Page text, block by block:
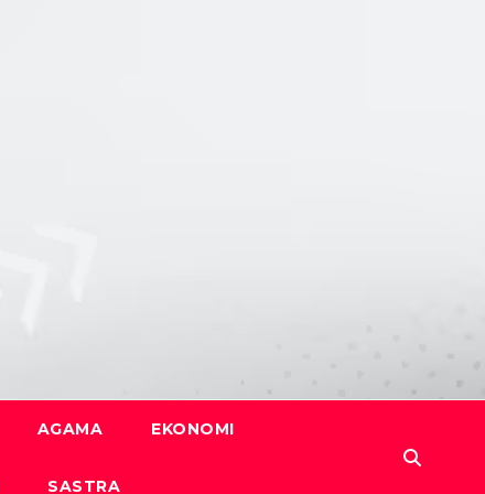
AGAMA EKONOMI
SASTRA